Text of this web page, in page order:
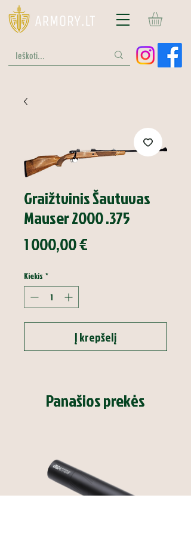
Graižtvinis Šautuvas
Mauser 2000 .375
1 000,00 €Price
Kiekis *
Į krepšelį
Panašios prekės